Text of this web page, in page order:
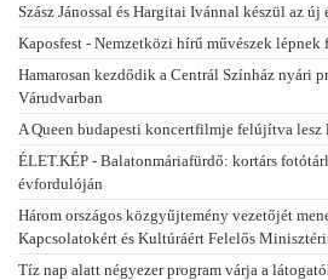
Szász Jánossal és Hargitai Ivánnal készül az új
Kaposfest - Nemzetközi hírű művészek lépnek
Hamarosan kezdődik a Centrál Színház nyári
Várudvarban
A Queen budapesti koncertfilmje felújítva lesz
ÉLET.KÉP - Balatonmáriafürdő: kortárs
évfordulóján
Három országos közgyűjtemény vezetőjét
Kapcsolatokért és Kultúráért Felelős
Tíz nap alatt négyezer program várja a